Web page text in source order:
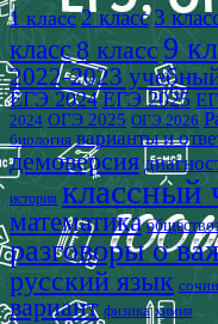
1 класс 2 класс 3
класс8 класс 9
2022-2023
ЕГЭ 2024 ЕГЭ 2025
2024 ОГЭ 2025 ОГЭ 2026
биология варианты и
демоверсия
история классный
математика
разговоры о
русский язык
вариант физика химия